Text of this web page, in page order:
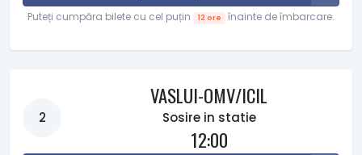
Puteți cumpăra bilete cu cel puțin 12 ore înainte de îmbarcare.
2
VASLUI-OMV/ICIL
Sosire in statie
12:00